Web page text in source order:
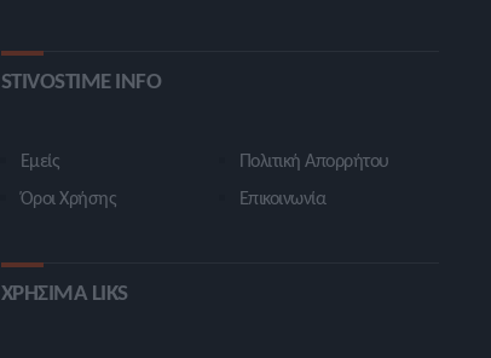
STIVOSTIME INFO
Εμείς
Όροι Χρήσης
Πολιτική Απορρήτου
Επικοινωνία
ΧΡΗΣΙΜΑ LIKS